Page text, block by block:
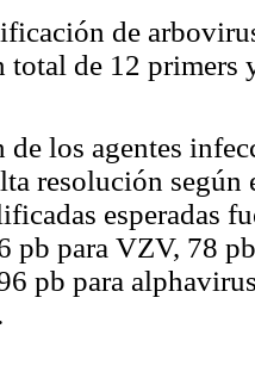
de
de 12 primers
de los agentes
resolución
esperadas
pb para VZV, 78
pb para